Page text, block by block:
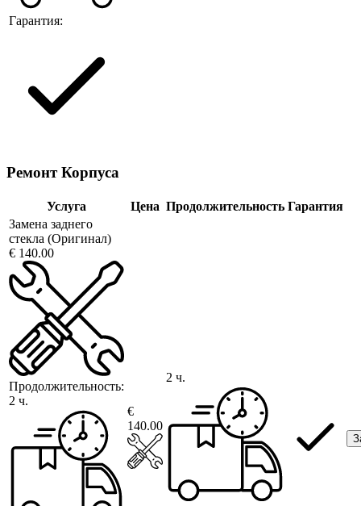
Гарантия:
Ремонт Корпуса
Услуга Цена Продолжительность Гарантия
Замена заднего
стекла (Оригинал)
€ 140.00
Продолжительность:
2 ч.
€
140.00
2 ч.